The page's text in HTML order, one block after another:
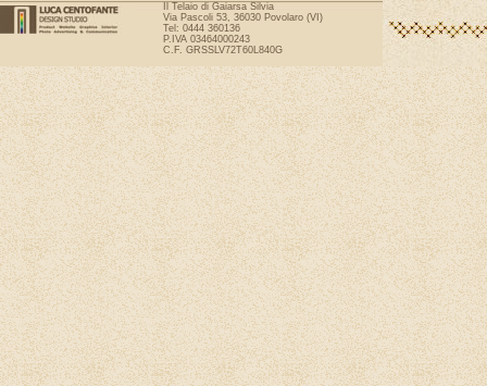
Il Telaio di Gaiarsa Silvia
Via Pascoli 53, 36030 Povolaro (VI)
Tel: 0444 360136
P.IVA 03464000243
C.F. GRSSLV72T60L840G